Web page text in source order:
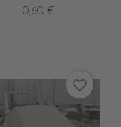
0,60 €
favorite_border